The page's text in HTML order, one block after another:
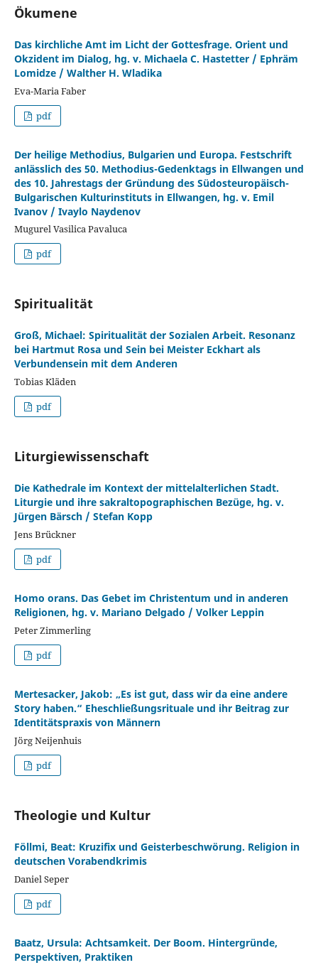
Ökumene
Das kirchliche Amt im Licht der Gottesfrage. Orient und
Okzident im Dialog, hg. v. Michaela C. Hastetter / Ephräm
Lomidze / Walther H. Wladika
Eva-Maria Faber
pdf
Der heilige Methodius, Bulgarien und Europa. Festschrift
anlässlich des 50. Methodius-Gedenktags in Ellwangen und
des 10. Jahrestags der Gründung des Südosteuropäisch-
Bulgarischen Kulturinstituts in Ellwangen, hg. v. Emil
Ivanov / Ivaylo Naydenov
Mugurel Vasilica Pavaluca
pdf
Spiritualität
Groß, Michael: Spiritualität der Sozialen Arbeit. Resonanz
bei Hartmut Rosa und Sein bei Meister Eckhart als
Verbundensein mit dem Anderen
Tobias Kläden
pdf
Liturgiewissenschaft
Die Kathedrale im Kontext der mittelalterlichen Stadt.
Liturgie und ihre sakraltopographischen Bezüge, hg. v.
Jürgen Bärsch / Stefan Kopp
Jens Brückner
pdf
Homo orans. Das Gebet im Christentum und in anderen
Religionen, hg. v. Mariano Delgado / Volker Leppin
Peter Zimmerling
pdf
Mertesacker, Jakob: „Es ist gut, dass wir da eine andere
Story haben.“ Eheschließungsrituale und ihr Beitrag zur
Identitätspraxis von Männern
Jörg Neijenhuis
pdf
Theologie und Kultur
Föllmi, Beat: Kruzifix und Geisterbeschwörung. Religion in
deutschen Vorabendkrimis
Daniel Seper
pdf
Baatz, Ursula: Achtsamkeit. Der Boom. Hintergründe,
Perspektiven, Praktiken